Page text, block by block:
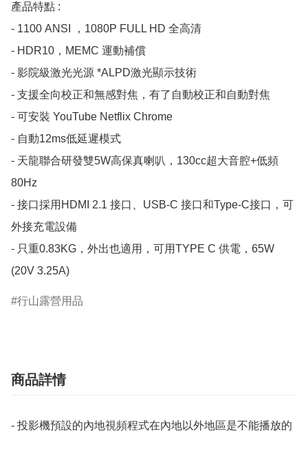
產品特點 :
- 1100 ANSI ，1080P FULL HD 全高清
- HDR10，MEMC 運動補償
- 影院級激光光源 *ALPD激光顯示技術
- 支援全向校正和無感對焦，有了自動校正和自動對焦
- 可安裝 YouTube Netflix Chrome
- 自動12ms低延遲模式
- 天龍聯合研發雙5W高保真喇叭，130cc超大音腔+低頻
80Hz
- 接口採用HDMI 2.1 接口、USB-C 接口和Type-C接口，可
外接充電設備
- 只重0.83KG，外出也適用，可用TYPE C 供電，65W
行山露營用品
商品詳情
- 投影機預設的內地視頻程式在內地以外地區是不能播放的